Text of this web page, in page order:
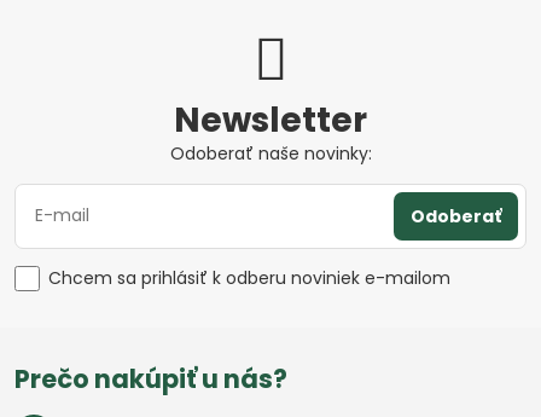
Newsletter
Odoberať naše novinky:
Odoberať
Chcem sa prihlásiť k odberu noviniek e-mailom
Prečo nakúpiť u nás?